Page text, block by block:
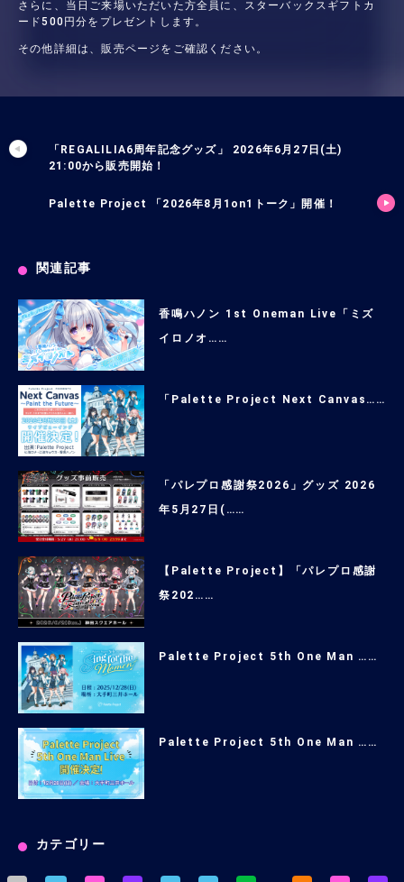
さらに、当日ご来場いただいた方全員に、スターバックスギフトカ
ード500円分をプレゼントします。
その他詳細は、販売ページをご確認ください。
「REGALILIA6周年記念グッズ」 2026年6月27日(土)
21:00から販売開始！
Palette Project 「2026年8月1on1トーク」開催！
関連記事
香鳴ハノン 1st Oneman Live「ミズ
イロノオ……
「Palette Project Next Canvas……
「パレプロ感謝祭2026」グッズ 2026
年5月27日(……
【Palette Project】「パレプロ感謝
祭202……
Palette Project 5th One Man ……
Palette Project 5th One Man ……
カテゴリー